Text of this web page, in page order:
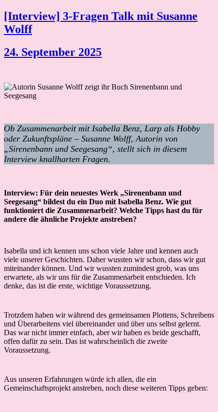
[Interview] 3-Fragen Talk mit Susanne
Wolff
24. September 2025
Ob Zusammenarbeit mit Isabella Benz, Larp als Hobby
oder Zukunftspläne – Susanne Wolff, Autorin von
„Sirenenbann und Seegesang“, stellt sich in diesem
Interview knallharten Fragen.
Interview: Für dein neuestes Werk „Sirenenbann und
Seegesang“ bildest du ein Duo mit Isabella Benz. Wie gut
funktioniert die Zusammenarbeit? Welche Tipps hast du für
andere die ähnliche Projekte anstreben?
Isabella und ich kennen uns schon viele Jahre und kennen auch
viele unserer Geschichten. Daher wussten wir schon, dass wir gut
miteinander können. Und wir wussten zumindest grob, was uns
erwartete, als wir uns für die Zusammenarbeit entschieden. Ich
denke, das ist die erste, wichtige Voraussetzung.
Trotzdem haben wir während des gemeinsamen Plottens, Schreibens
und Überarbeitens viel übereinander und über uns selbst gelernt.
Das war nicht immer einfach, aber wir haben es beide geschafft,
offen dafür zu sein. Das ist wahrscheinlich die zweite
Voraussetzung.
Aus unseren Erfahrungen würde ich allen, die ein
Gemeinschaftsprojekt anstreben, noch diese weiteren Tipps geben: